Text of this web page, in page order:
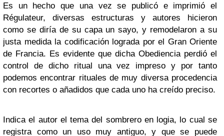
Es un hecho que una vez se publicó e imprimió el
Régulateur, diversas estructuras y autores hicieron
como se diría de su capa un sayo, y remodelaron a su
justa medida la codificación lograda por el Gran Oriente
de Francia. Es evidente que dicha Obediencia perdió el
control de dicho ritual una vez impreso y por tanto
podemos encontrar rituales de muy diversa procedencia
con recortes o añadidos que cada uno ha creído preciso.
Indica el autor el tema del sombrero en logia, lo cual se
registra como un uso muy antiguo, y que se puede